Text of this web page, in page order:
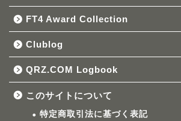
FT4 Award Collection
Clublog
QRZ.COM Logbook
このサイトについて
特定商取引法に基づく表記